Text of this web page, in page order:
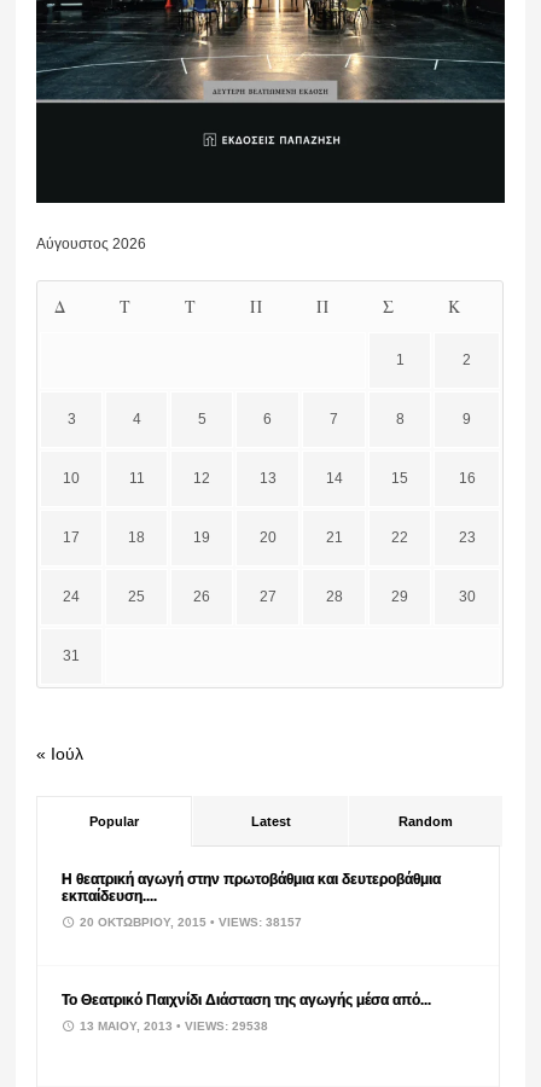
Αύγουστος 2026
Δ Τ Τ Π Π Σ Κ
1 2
3 4 5 6 7 8 9
10 11 12 13 14 15 16
17 18 19 20 21 22 23
24 25 26 27 28 29 30
31
« Ιούλ
Popular Latest Random
Η θεατρική αγωγή στην πρωτοβάθμια και δευτεροβάθμια
εκπαίδευση....
20 ΟΚΤΩΒΡΊΟΥ, 2015• VIEWS: 38157
Το Θεατρικό Παιχνίδι Διάσταση της αγωγής μέσα από...
13 ΜΑΪ́ΟΥ, 2013• VIEWS: 29538